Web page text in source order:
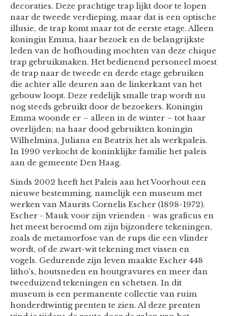
decoraties. Deze prachtige trap lijkt door te lopen
naar de tweede verdieping, maar dat is een optische
illusie, de trap komt maar tot de eerste etage. Alleen
koningin Emma, haar bezoek en de belangrijkste
leden van de hofhouding mochten van deze chique
trap gebruikmaken. Het bedienend personeel moest
de trap naar de tweede en derde etage gebruiken
die achter alle deuren aan de linkerkant van het
gebouw loopt. Deze redelijk smalle trap wordt nu
nog steeds gebruikt door de bezoekers. Koningin
Emma woonde er – alleen in de winter – tot haar
overlijden; na haar dood gebruikten koningin
Wilhelmina, Juliana en Beatrix het als werkpaleis.
In 1990 verkocht de koninklijke familie het paleis
aan de gemeente Den Haag.
Sinds 2002 heeft het Paleis aan het Voorhout een
nieuwe bestemming, namelijk een museum met
werken van Maurits Cornelis Escher (1898-1972).
Escher - Mauk voor zijn vrienden - was graficus en
het meest beroemd om zijn bijzondere tekeningen,
zoals de metamorfose van de rups die een vlinder
wordt, of de zwart-wit tekening met vissen en
vogels. Gedurende zijn leven maakte Escher 448
litho's, houtsneden en houtgravures en meer dan
tweeduizend tekeningen en schetsen. In dit
museum is een permanente collectie van ruim
honderdtwintig prenten te zien. Al deze prenten